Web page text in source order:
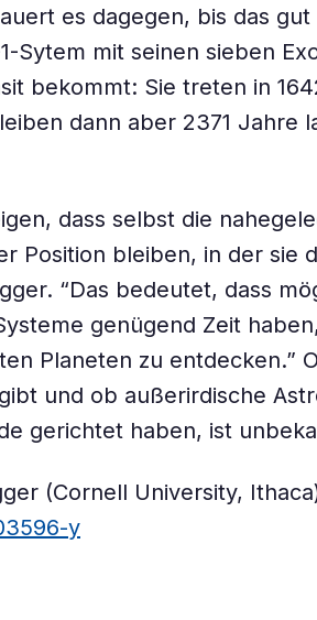
es dagegen, bis das
Sytem mit seinen sieben
bekommt: Sie treten in
dann aber 2371 Jahre
dass selbst die
Position bleiben, in der sie
“Das bedeutet, dass
genügend Zeit
Planeten zu entdecken.”
und ob außerirdische
gerichtet haben, ist
(Cornell University,
y